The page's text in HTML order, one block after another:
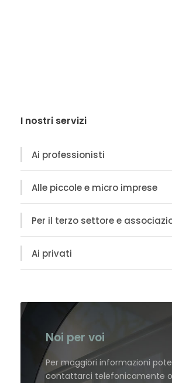
I nostri servizi
Ai professionisti
Alle piccole e micro imprese
Per il terzo settore e
Ai privati
Noi per voi
Per maggiori informazioni
contattarci telefonicamente